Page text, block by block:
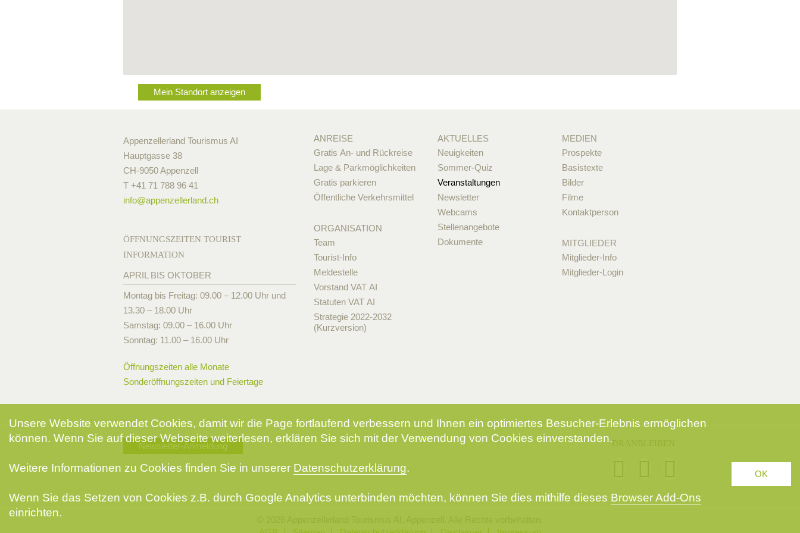
Mein Standort anzeigen
Appenzellerland Tourismus AI
Hauptgasse 38
CH-9050 Appenzell
T +41 71 788 96 41
info@appenzellerland.ch
ÖFFNUNGSZEITEN TOURIST
INFORMATION
APRIL BIS OKTOBER
Montag bis Freitag: 09.00 – 12.00 Uhr und
13.30 – 18.00 Uhr
Samstag: 09.00 – 16.00 Uhr
Sonntag: 11.00 – 16.00 Uhr
Öffnungszeiten alle Monate
Sonderöffnungszeiten und Feiertage
ANREISE
Gratis An- und Rückreise
Lage & Parkmöglichkeiten
Gratis parkieren
Öffentliche Verkehrsmittel
ORGANISATION
Team
Tourist-Info
Meldestelle
Vorstand VAT AI
Statuten VAT AI
Strategie 2022-2032
(Kurzversion)
AKTUELLES
Neuigkeiten
Sommer-Quiz
Veranstaltungen
Newsletter
Webcams
Stellenangebote
Dokumente
MEDIEN
Prospekte
Basistexte
Bilder
Filme
Kontaktperson
MITGLIEDER
Mitglieder-Info
Mitglieder-Login
Newsletter-Anmeldung
Unsere Website verwendet Cookies, damit wir die Page fortlaufend verbessern und Ihnen ein optimiertes Besucher-Erlebnis ermöglichen
können. Wenn Sie auf dieser Webseite weiterlesen, erklären Sie sich mit der Verwendung von Cookies einverstanden.
Weitere Informationen zu Cookies finden Sie in unserer Datenschutzerklärung.
Wenn Sie das Setzen von Cookies z.B. durch Google Analytics unterbinden möchten, können Sie dies mithilfe dieses Browser Add-Ons
einrichten.
OK